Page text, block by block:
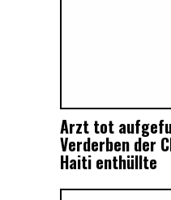
Arzt tot
Verderben der
Haiti enthüllte